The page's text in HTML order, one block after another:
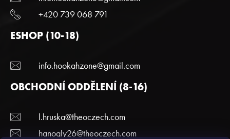
+420 739 068 791
ESHOP (10-18)
info.hookahzone@gmail.com
OBCHODNÍ ODDĚLENÍ (8-16)
l.hruska@theoczech.com
hanogly26@theoczech.com